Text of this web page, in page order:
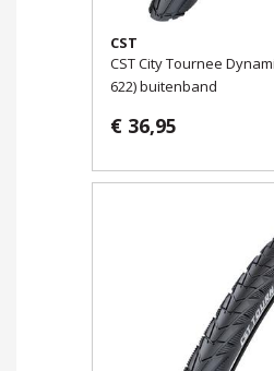
CST
CST City Tournee
622) buitenband
€ 36,95